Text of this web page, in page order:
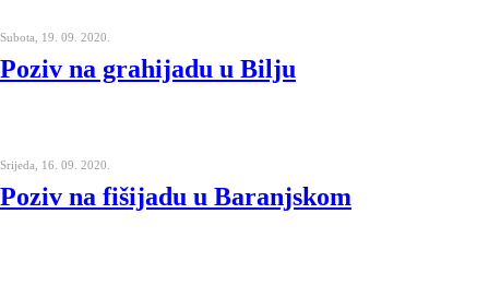
Subota, 19. 09. 2020.
Poziv na grahijadu u Bilju
Srijeda, 16. 09. 2020.
Poziv na fišijadu u Baranjskom